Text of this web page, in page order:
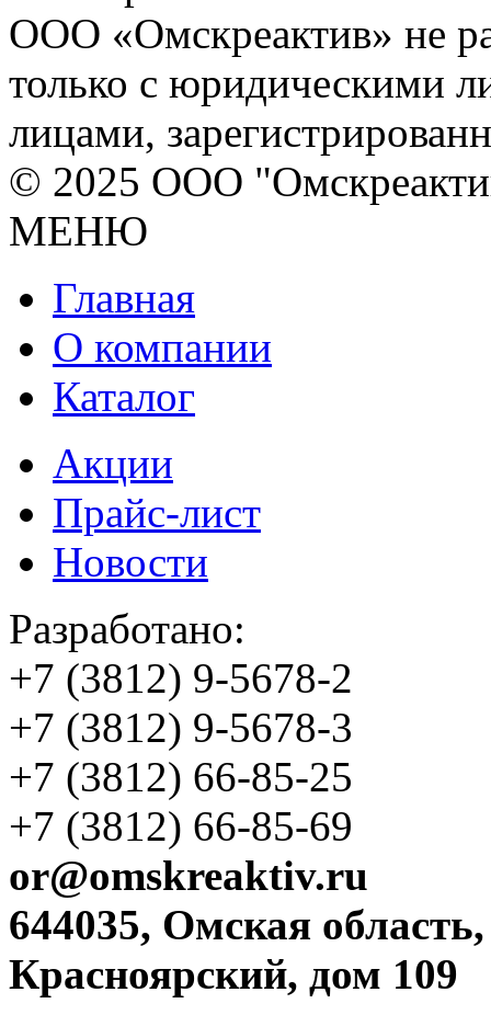
ООО «Омскреактив» не
только с юридическими
лицами,
© 2025 ООО
МЕНЮ
Главная
О компании
Каталог
Акции
Прайс-лист
Новости
Разработано:
+7 (3812) 9-5678-2
+7 (3812) 9-5678-3
+7 (3812) 66-85-25
+7 (3812) 66-85-69
or@omskreaktiv.ru
644035, Омская
Красноярский, дом 109